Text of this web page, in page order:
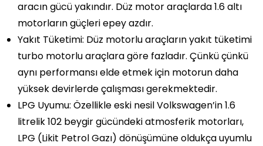
aracın gücü yakındır. Düz motor araçlarda 1.6 altı
motorların güçleri epey azdır.
Yakıt Tüketimi: Düz motorlu araçların yakıt tüketimi
turbo motorlu araçlara göre fazladır. Çünkü çünkü
aynı performansı elde etmek için motorun daha
yüksek devirlerde çalışması gerekmektedir.
LPG Uyumu: Özellikle eski nesil Volkswagen’in 1.6
litrelik 102 beygir gücündeki atmosferik motorları,
LPG (Likit Petrol Gazı) dönüşümüne oldukça uyumlu